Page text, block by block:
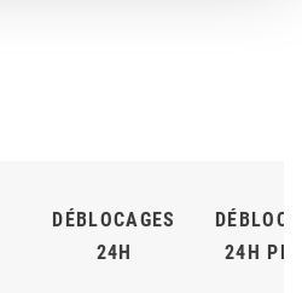
DÉBLOCAGES
24H
24H